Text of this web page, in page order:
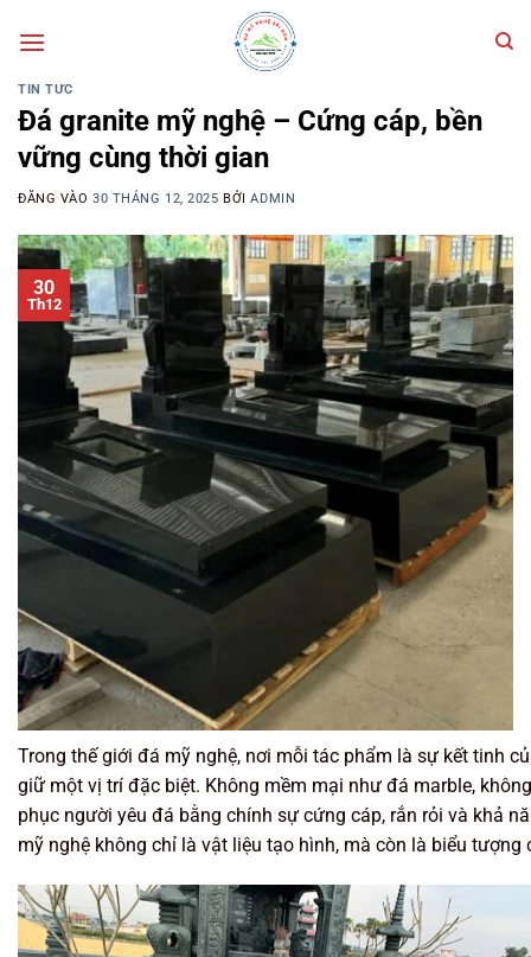
qua
TIN TỨC
Đá granite mỹ nghệ – Cứng cáp, bền
vững cùng thời gian
ĐĂNG VÀO30 THÁNG 12, 2025 BỞIADMIN
30
Th12
Trong thế giới đá mỹ nghệ, nơi mỗi tác phẩm là sự kết tinh
giữ một vị trí đặc biệt. Không mềm mại như đá marble,
phục người yêu đá bằng chính sự cứng cáp, rắn rỏi và khả
mỹ nghệ không chỉ là vật liệu tạo hình, mà còn là biểu